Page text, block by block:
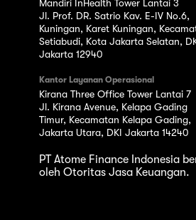
Mandiri InHealth Tower Lantai 3
Jl. Prof. DR. Satrio Kav. E-IV No.6,
Kuningan, Karet Kuningan,
Setiabudi, Kota Jakarta Selatan,
Jakarta 12940
Kantor Layanan Operasional
Kirana Three Office Tower Lantai 7
Jl. Kirana Avenue, Kelapa Gading
Timur, Kecamatan Kelapa Gading,
Jakarta Utara, DKI Jakarta 14240
PT Atome Finance Indonesia
oleh Otoritas Jasa Keuangan.